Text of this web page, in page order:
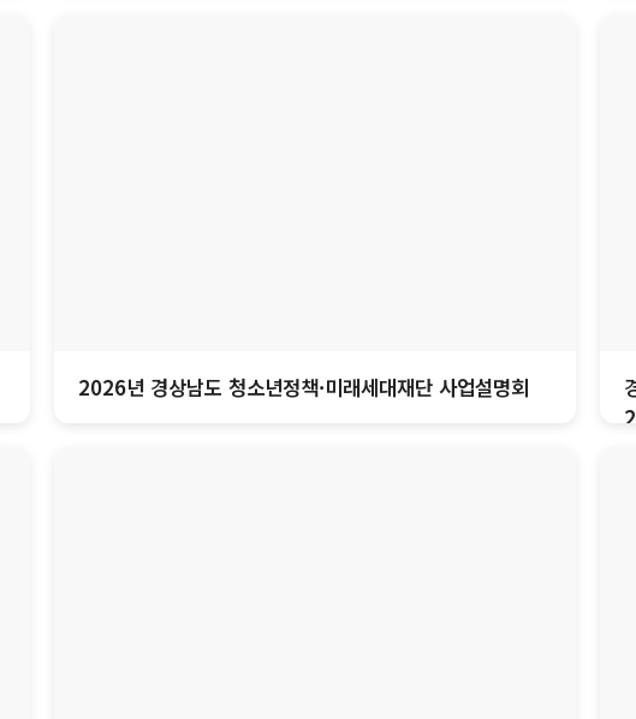
2026년 경상남도 청소년정책·미래세대재단 사업설명회